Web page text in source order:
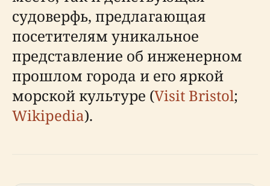
судоверфь, предлагающая
посетителям уникальное
представление об инженерном
прошлом города и его яркой
морской культуре (Visit Bristol;
Wikipedia).